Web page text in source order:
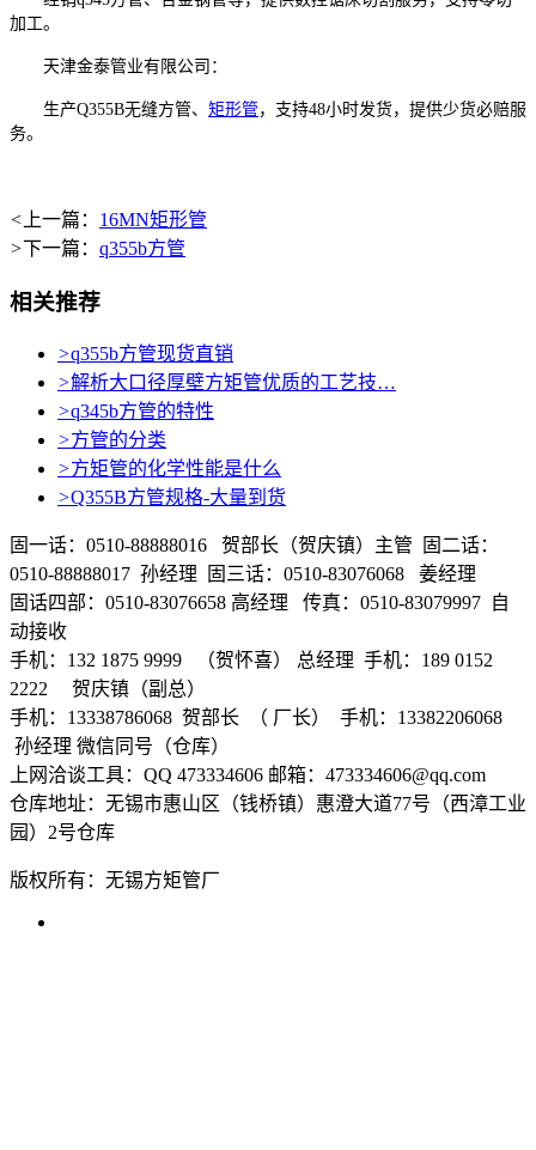
加工。
天津金泰管业有限公司：
生产Q355B无缝方管、 矩形管 ，支持48小时发货，提供少货必赔服
务。
< 上一篇： 16MN矩形管
>下一篇： q355b方管
相关推荐
>q355b方管现货直销
>解析大口径厚壁方矩管优质的工艺技…
>q345b方管的特性
>方管的分类
>方矩管的化学性能是什么
>Q355B方管规格-大量到货
固一话：0510-88888016 贺部长（贺庆镇）主管 固二话：
0510-88888017 孙经理 固三话：0510-83076068 姜经理
固话四部：0510-83076658 高经理 传真：0510-83079997 自
动接收
手机：132 1875 9999 （贺怀喜） 总经理 手机：189 0152
2222 贺庆镇（副总）
手机：13338786068 贺部长 （ 厂长） 手机：13382206068
孙经理 微信同号（仓库）
上网洽谈工具：QQ 473334606 邮箱：473334606@qq.com
仓库地址：无锡市惠山区（钱桥镇）惠澄大道77号（西漳工业
园）2号仓库
版权所有：无锡方矩管厂